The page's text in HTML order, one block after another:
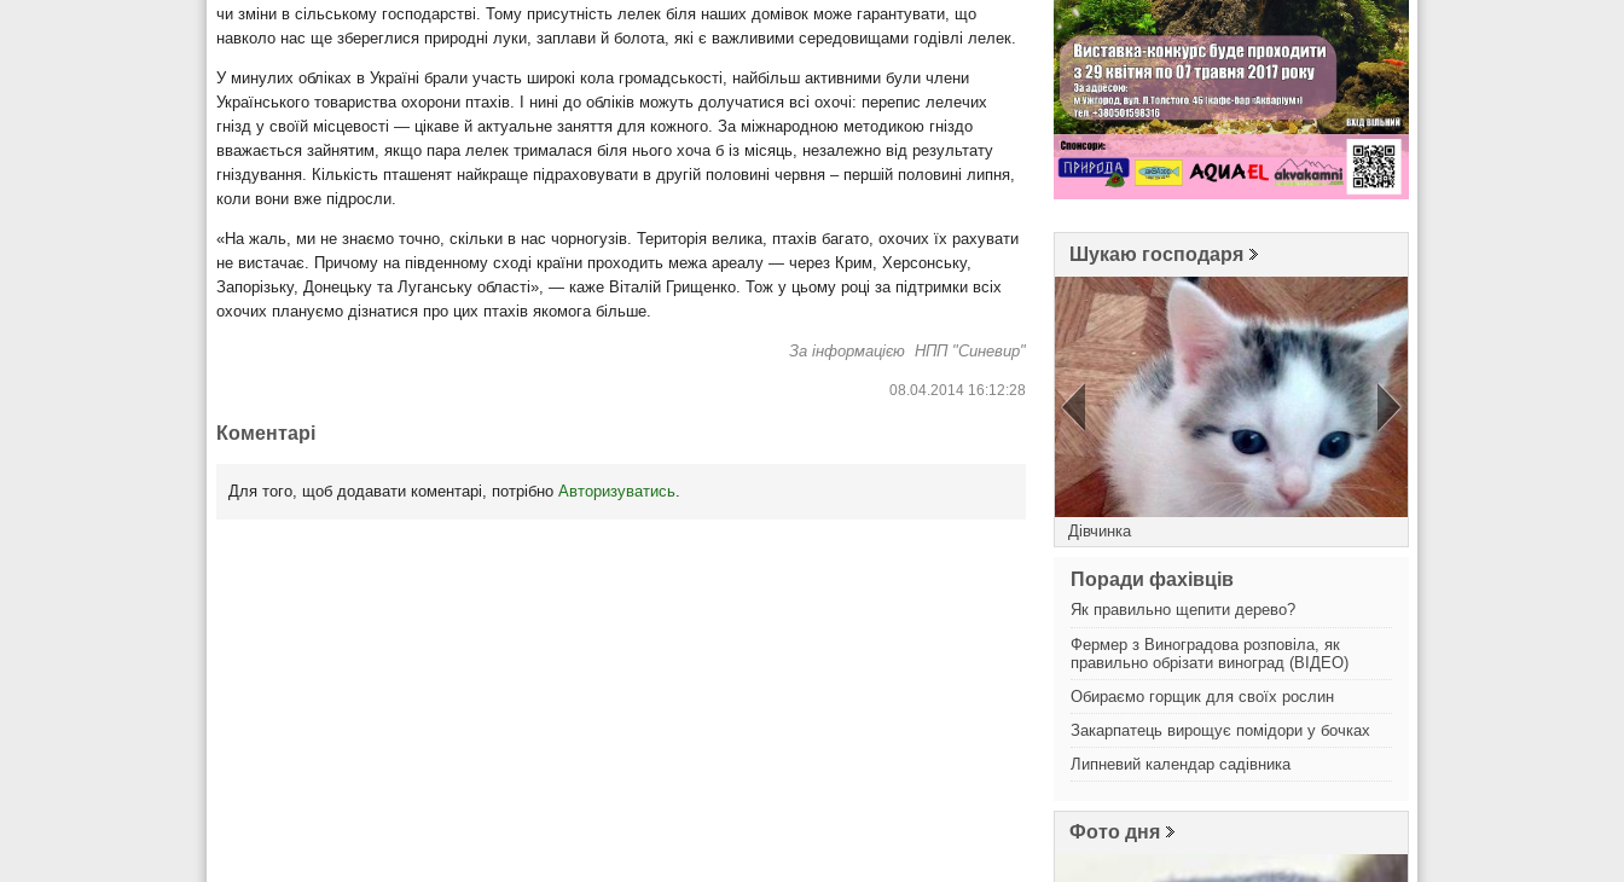
чи зміни в сільському господарстві. Тому присутність лелек біля наших домівок може гарантувати, що
навколо нас ще збереглися природні луки, заплави й болота, які є важливими середовищами годівлі лелек.
У минулих обліках в Україні брали участь широкі кола громадськості, найбільш активними були члени
Українського товариства охорони птахів. І нині до обліків можуть долучатися всі охочі: перепис лелечих
гнізд у своїй місцевості — цікаве й актуальне заняття для кожного. За міжнародною методикою гніздо
вважається зайнятим, якщо пара лелек трималася біля нього хоча б із місяць, незалежно від результату
гніздування. Кількість пташенят найкраще підраховувати в другій половині червня – першій половині липня,
коли вони вже підросли.
«На жаль, ми не знаємо точно, скільки в нас чорногузів. Територія велика, птахів багато, охочих їх рахувати
не вистачає. Причому на південному сході країни проходить межа ареалу — через Крим, Херсонську,
Запорізьку, Донецьку та Луганську області», — каже Віталій Грищенко. Тож у цьому році за підтримки всіх
охочих плануємо дізнатися про цих птахів якомога більше.
За інформацією НПП "Синевир"
08.04.2014 16:12:28
Коментарі
Для того, щоб додавати коментарі, потрібноАвторизуватись.
Шукаю господаря
Дівчинка
Поради фахівців
Як правильно щепити дерево?
Фермер з Виноградова розповіла, як
правильно обрізати виноград (ВІДЕО)
Обираємо горщик для своїх рослин
Закарпатець вирощує помідори у бочках
Липневий календар садівника
Фото дня